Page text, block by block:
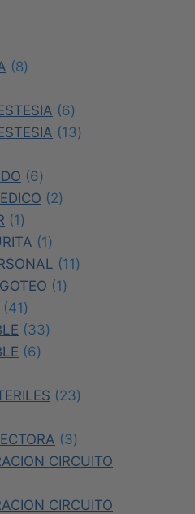
88
66
productos
1313
66
productos
22
11
producto
11
producto
1111
11
4141
productos
3333
66
2323
33
productos
CIRCUITO
CIRCUITO